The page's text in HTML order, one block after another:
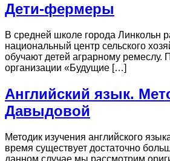
Дети-фермеры
В средней школе города Линкольн
национальный центр сельского
обучают детей аграрному ремеслу.
организации «Будущие […]
Английский язык.
Давыдовой
Методик изучения английского
время существует достаточно
данном случае мы рассмотрим